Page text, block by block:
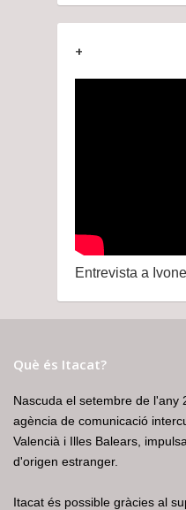
+
Entrevista a
Què és Itacat?
Nascuda el setembre de l'any
agència de comunicació
Valencià i Illes Balears,
d'origen estranger.
Itacat és possible gràcies al